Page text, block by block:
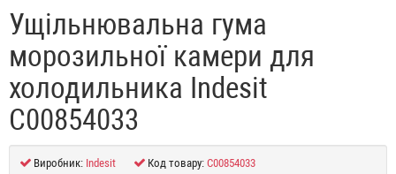
Ущільнювальна гума
морозильної камери для
холодильника Indesit
C00854033
Виробник: Indesit Код товару: C00854033